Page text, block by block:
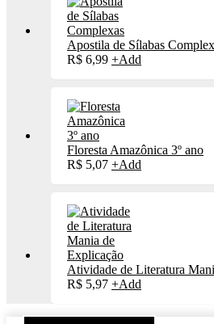
Apostila de Sílabas
R$ 6,99 +Add
Floresta Amazônica 3º ano
R$ 5,07 +Add
Atividade de Literatura
R$ 5,97 +Add